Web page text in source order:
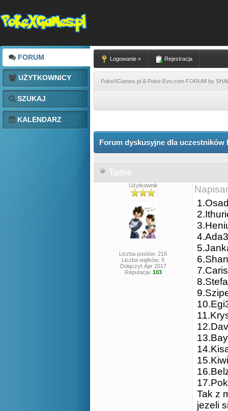
FORUM
UŻYTKOWNICY
SZUKAJ
KALENDARZ
Logowanie » Rejestracja
PokeXGames.pl & Poke-Evo.com FORUM by
Forum dyskusyjne dla uczestników
Tarble
Użytkownik
Liczba postów: 216
Liczba wątków: 5
Dołączył: Apr 2017
Reputacja: 103
Tak z
jezeli